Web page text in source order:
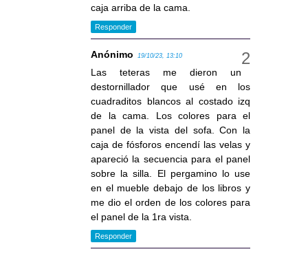
caja arriba de la cama.
Responder
Anónimo 19/10/23, 13:10
Las teteras me dieron un
destornillador que usé en los
cuadraditos blancos al costado izq
de la cama. Los colores para el
panel de la vista del sofa. Con la
caja de fósforos encendí las velas y
apareció la secuencia para el panel
sobre la silla. El pergamino lo use
en el mueble debajo de los libros y
me dio el orden de los colores para
el panel de la 1ra vista.
Responder